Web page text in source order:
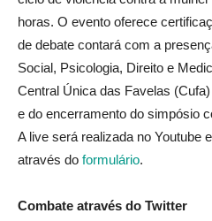
horas. O evento oferece
de debate contará com a
Social, Psicologia, Direito e
Central Única das Favelas
e do encerramento do simpósio
A live será realizada no Youtube
através do formulário.
Combate através do Twitter